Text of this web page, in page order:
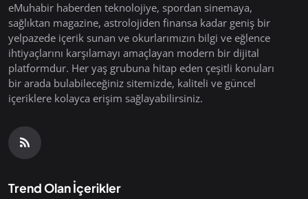
eMuhabir haberden teknolojiye, spordan sinemaya,
sağlıktan magazine, astrolojiden finansa kadar geniş bir
yelpazede içerik sunan ve okurlarımızın bilgi ve eğlence
ihtiyaçlarını karşılamayı amaçlayan modern bir dijital
platformdur. Her yaş grubuna hitap eden çeşitli konuları
bir arada bulabileceğiniz sitemizde, kaliteli ve güncel
içeriklere kolayca erişim sağlayabilirsiniz.
Trend Olan İçerikler